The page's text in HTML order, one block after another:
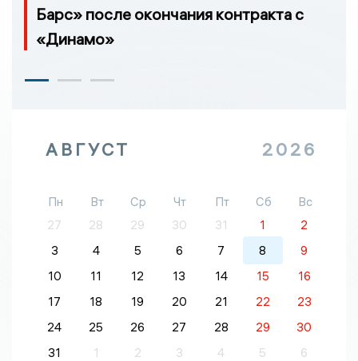
Барс» после окончания контракта с
«Динамо»
АВГУСТ 2026
Пн Вт Ср Чт Пт Сб
Вс
27
28 29 30 31 1
2
3
4 5 6 7 8
9
10
11 12 13 14 15
16
17
18 19 20 21 22
23
24
25 26 27 28 29
30
31
1 2 3 4 5 6